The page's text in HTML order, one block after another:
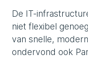
De IT-
niet flexibel
van snelle,
ondervond ook